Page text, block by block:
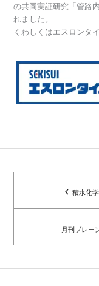
の共同実証研究「管路
れました。
くわしくはエスロンタ
navigate_before 積水化
月刊ブレー